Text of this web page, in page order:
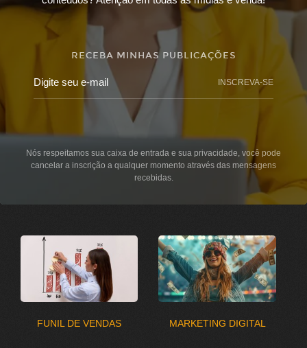
RECEBA MINHAS PUBLICAÇÕES
INSCREVA-SE
Nós respeitamos sua caixa de entrada e sua privacidade, você pode
cancelar a inscrição a qualquer momento através das mensagens
recebidas.
FUNIL DE VENDAS MARKETING DIGITAL